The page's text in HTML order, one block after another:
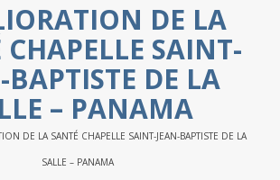
DE LA
CHAPELLE SAINT-
BAPTISTE DE LA
– PANAMA
DE LA SANTÉ CHAPELLE SAINT-JEAN-BAPTISTE DE LA
SALLE – PANAMA